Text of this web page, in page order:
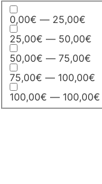
0,00€ — 25,00€
25,00€ — 50,00€
50,00€ — 75,00€
75,00€ — 100,00€
100,00€ — 100,00€